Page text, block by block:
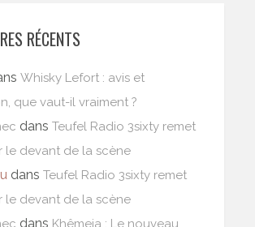
RÉCENTS
Whisky Lefort : avis et
que vaut-il vraiment ?
dansTeufel Radio 3sixty remet
le devant de la scène
dansTeufel Radio 3sixty remet
le devant de la scène
dans Khêmeia : Le nouveau